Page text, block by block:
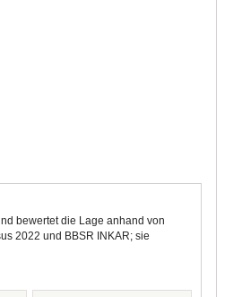
bewertet die Lage anhand von
2022 und BBSR INKAR; sie